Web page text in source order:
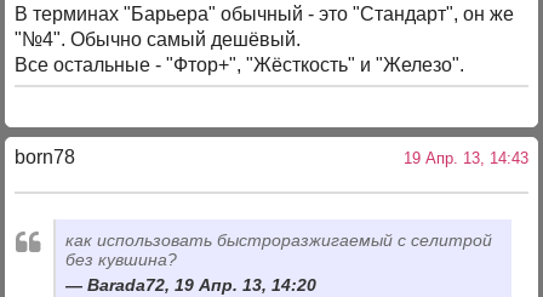
В терминах "Барьера" обычный - это "Стандарт", он же
"№4". Обычно самый дешёвый.
Все остальные - "Фтор+", "Жёсткость" и "Железо".
born78 19 Апр. 13, 14:43
как использовать быстроразжигаемый с селитрой
без кувшина?
Barada72, 19 Апр. 13, 14:20